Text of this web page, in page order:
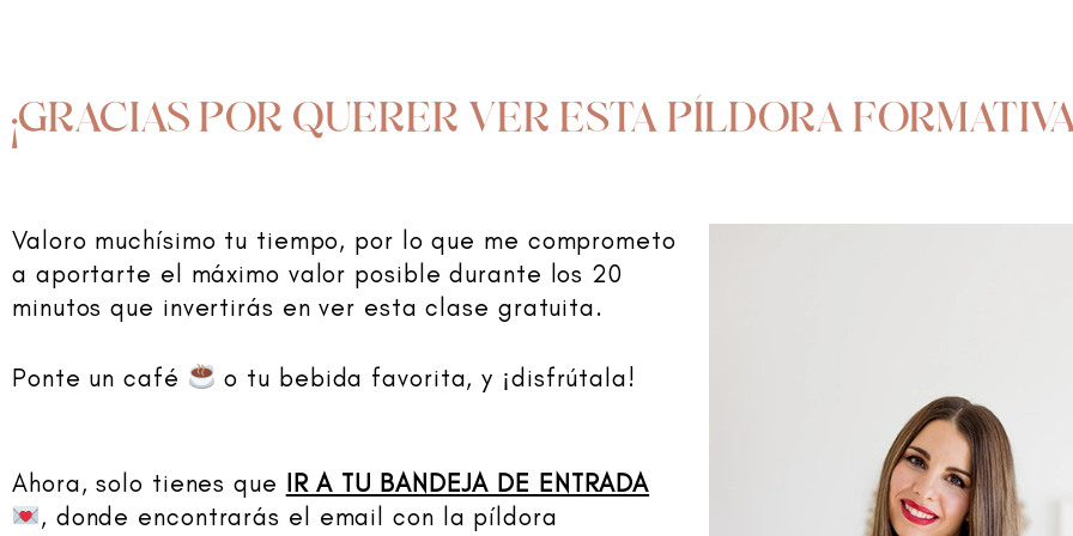
¡GRACIAS POR QUERER VER ESTA PÍLDORA
Valoro muchísimo tu tiempo, por lo que me comprometo
a aportarte el máximo valor posible durante los 20
minutos que invertirás en ver esta clase gratuita.
Ponte un café o tu bebida favorita, y ¡disfrútala!
Ahora, solo tienes que IR A TU BANDEJA DE ENTRADA
, donde encontrarás el email con la píldora